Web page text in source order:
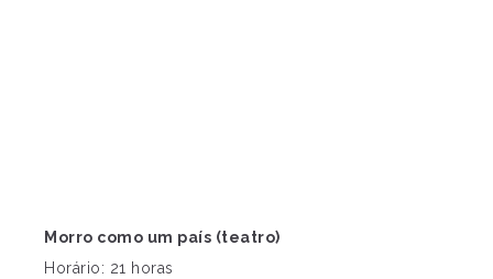
Morro como um país (teatro)
Horário: 21 horas